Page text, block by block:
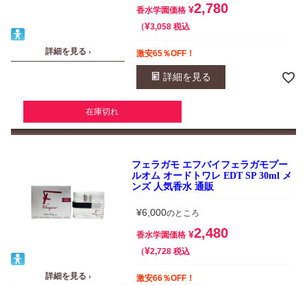
詳細を見る ›
香水学園価格 ¥2,780
¥3,058 税込
激安65％OFF！
詳細を見る
在庫切れ
詳細を見る ›
フェラガモ エフバイフェラガモプー
ルオム オードトワレ EDT SP 30ml メ
ンズ 人気香水 通販
¥6,000のところ
香水学園価格 ¥2,480
¥2,728 税込
激安66％OFF！